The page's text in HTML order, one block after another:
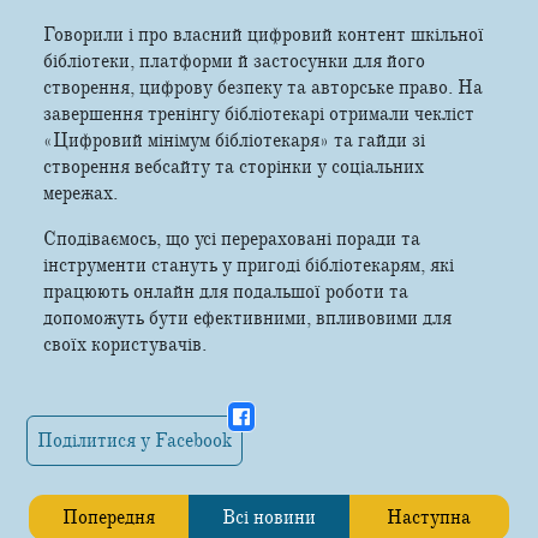
Говорили і про власний цифровий контент шкільної
бібліотеки, платформи й застосунки для його
створення, цифрову безпеку та авторське право. На
завершення тренінгу бібліотекарі отримали чекліст
«Цифровий мінімум бібліотекаря» та гайди зі
створення вебсайту та сторінки у соціальних
мережах.
Сподіваємось, що усі перераховані поради та
інструменти стануть у пригоді бібліотекарям, які
працюють онлайн для подальшої роботи та
допоможуть бути ефективними, впливовими для
своїх користувачів.
Поділитися у Facebook
Попередня Всі новини Наступна